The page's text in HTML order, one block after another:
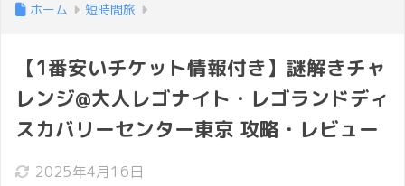
ホーム 短時間旅
【1番安いチケット情報付き】謎解きチャ
レンジ@大人レゴナイト・レゴランドディ
スカバリーセンター東京 攻略・レビュー
2025年4月16日